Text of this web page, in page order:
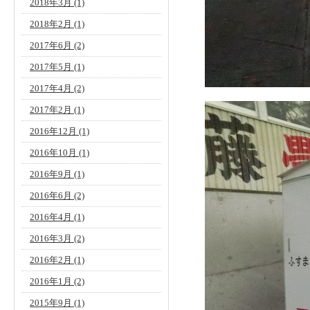
2018年3月 (1)
2018年2月 (1)
2017年6月 (2)
2017年5月 (1)
2017年4月 (2)
2017年2月 (1)
2016年12月 (1)
2016年10月 (1)
2016年9月 (1)
2016年6月 (2)
2016年4月 (1)
2016年3月 (2)
2016年2月 (1)
2016年1月 (2)
2015年9月 (1)